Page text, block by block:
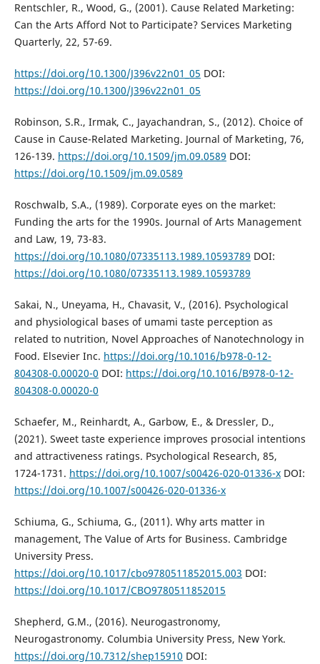
Rentschler, R., Wood, G., (2001). Cause Related Marketing:
Can the Arts Afford Not to Participate? Services Marketing
Quarterly, 22, 57-69.
https://doi.org/10.1300/J396v22n01_05 DOI:
https://doi.org/10.1300/J396v22n01_05
Robinson, S.R., Irmak, C., Jayachandran, S., (2012). Choice of
Cause in Cause-Related Marketing. Journal of Marketing, 76,
126-139. https://doi.org/10.1509/jm.09.0589 DOI:
https://doi.org/10.1509/jm.09.0589
Roschwalb, S.A., (1989). Corporate eyes on the market:
Funding the arts for the 1990s. Journal of Arts Management
and Law, 19, 73-83.
https://doi.org/10.1080/07335113.1989.10593789 DOI:
https://doi.org/10.1080/07335113.1989.10593789
Sakai, N., Uneyama, H., Chavasit, V., (2016). Psychological
and physiological bases of umami taste perception as
related to nutrition, Novel Approaches of Nanotechnology in
Food. Elsevier Inc. https://doi.org/10.1016/b978-0-12-
804308-0.00020-0 DOI: https://doi.org/10.1016/B978-0-12-
804308-0.00020-0
Schaefer, M., Reinhardt, A., Garbow, E., & Dressler, D.,
(2021). Sweet taste experience improves prosocial intentions
and attractiveness ratings. Psychological Research, 85,
1724-1731. https://doi.org/10.1007/s00426-020-01336-xDOI:
https://doi.org/10.1007/s00426-020-01336-x
Schiuma, G., Schiuma, G., (2011). Why arts matter in
management, The Value of Arts for Business. Cambridge
University Press.
https://doi.org/10.1017/cbo9780511852015.003 DOI:
https://doi.org/10.1017/CBO9780511852015
Shepherd, G.M., (2016). Neurogastronomy,
Neurogastronomy. Columbia University Press, New York.
https://doi.org/10.7312/shep15910 DOI: